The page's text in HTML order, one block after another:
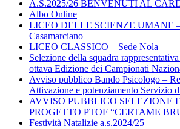
A.S.2025/26 BENVENUTI AL
Albo Online
LICEO DELLE SCIENZE UMANE –
Casamarciano
LICEO CLASSICO – Sede Nola
Selezione della squadra
ottava Edizione dei Campionati
Avviso pubblico Bando Psicologo –
Attivazione e potenziamento Servizio
AVVISO PUBBLICO SELEZIONE
PROGETTO PTOF “CERTAME
Festività Natalizie a.s.2024/25